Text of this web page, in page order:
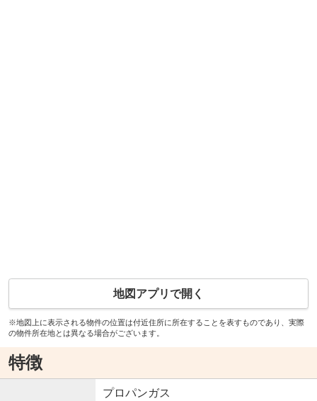
地図アプリで開く
※地図上に表示される物件の位置は付近住所に所在することを表すものであり、実際
の物件所在地とは異なる場合がございます。
特徴
プロパンガス